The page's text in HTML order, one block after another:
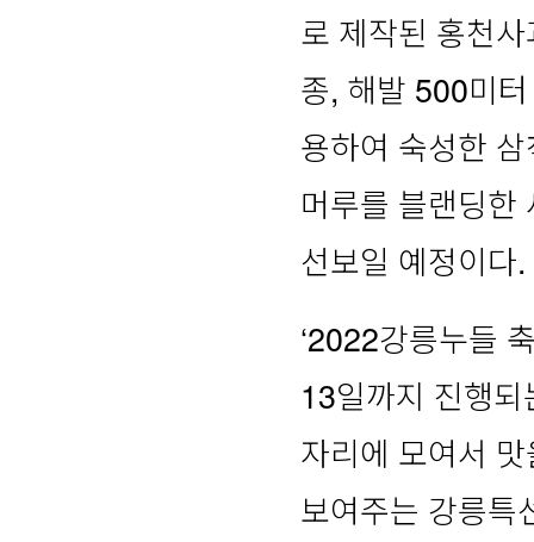
로 제작된 홍천
종, 해발 500미
용하여 숙성한
머루를 블랜딩한
선보일 예정이다.
‘2022강릉누들
13일까지 진행
자리에 모여서
보여주는 강릉특